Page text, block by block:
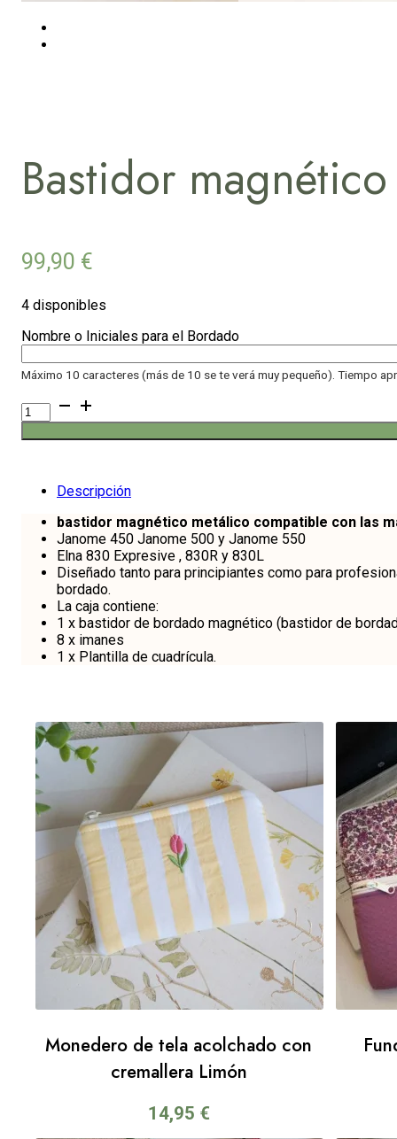
Bastidor
99,90 €
4 disponibles
Nombre o Iniciales para el Bordado
Máximo 10 caracteres (más de 10 se te verá muy pequeño). Tiempo
Bastidor
magnético
(140mm
cantidadDescripción
bastidor magnético metálico compatible con las
Janome 450 Janome 500 y Janome 550
Elna 830 Expresive , 830R y 830L
Diseñado tanto para principiantes como para
bordado.
La caja contiene:
1 x bastidor de bordado magnético (bastidor de
8 x imanes
1 x Plantilla de cuadrícula.
Monedero de tela acolchado con
cremallera Limón
14,95 €